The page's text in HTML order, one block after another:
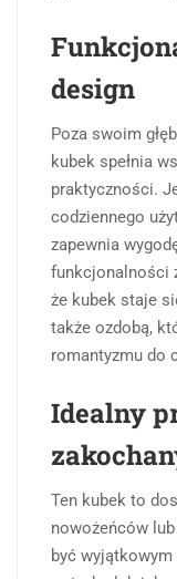
design
Poza swoim
kubek spełnia
praktyczności.
codziennego
zapewnia
funkcjonalności
że kubek staje
także ozdobą,
romantyzmu do
Idealny
Ten kubek to
nowożeńców
być